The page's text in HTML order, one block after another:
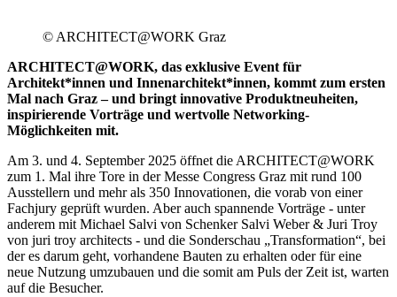
© ARCHITECT@WORK Graz
ARCHITECT@WORK, das exklusive Event für
Architekt*innen und Innenarchitekt*innen, kommt zum ersten
Mal nach Graz – und bringt innovative Produktneuheiten,
inspirierende Vorträge und wertvolle Networking-
Möglichkeiten mit.
Am 3. und 4. September 2025 öffnet die ARCHITECT@WORK
zum 1. Mal ihre Tore in der Messe Congress Graz mit rund 100
Ausstellern und mehr als 350 Innovationen, die vorab von einer
Fachjury geprüft wurden. Aber auch spannende Vorträge - unter
anderem mit Michael Salvi von Schenker Salvi Weber & Juri Troy
von juri troy architects - und die Sonderschau „Transformation“, bei
der es darum geht, vorhandene Bauten zu erhalten oder für eine
neue Nutzung umzubauen und die somit am Puls der Zeit ist, warten
auf die Besucher.